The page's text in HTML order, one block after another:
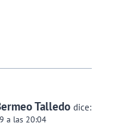
Talledo dice:
a las 20:04